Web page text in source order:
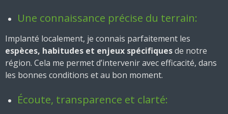
Une connaissance précise du terrain:
Implanté localement, je connais parfaitement les
espèces, habitudes et enjeux spécifiquesde notre
région. Cela me permet d’intervenir avec efficacité, dans
les bonnes conditions et au bon moment.
Écoute, transparence et clarté: